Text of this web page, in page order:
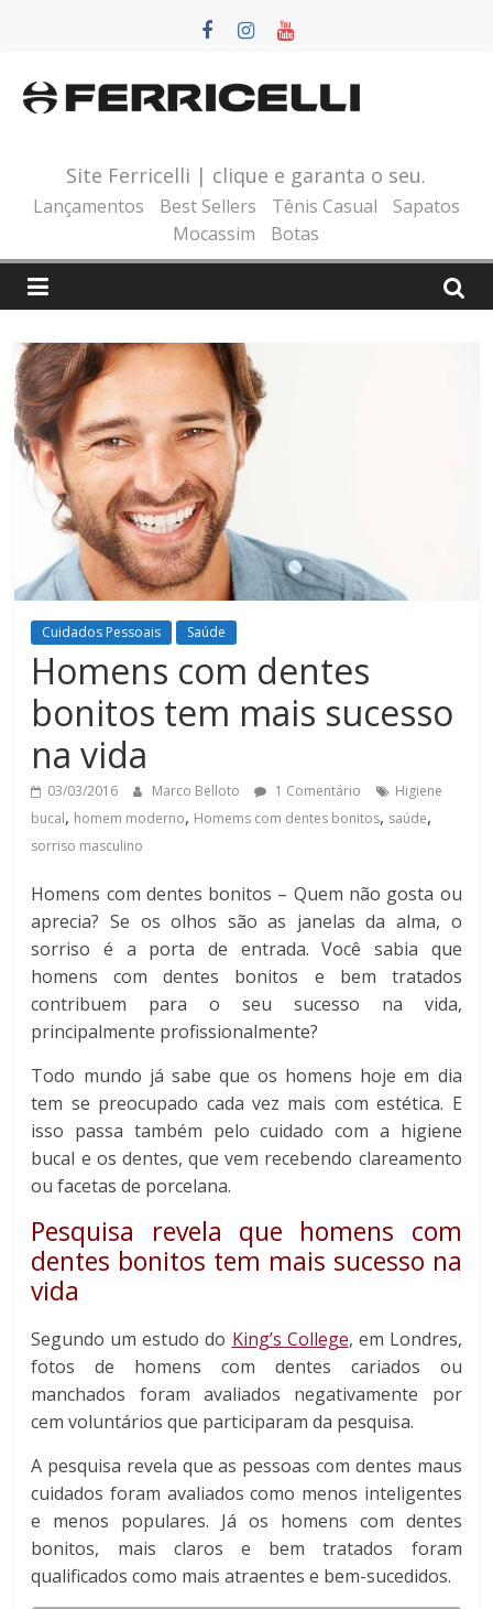
conteúdo
Site Ferricelli | clique e garanta o seu.
Lançamentos Best Sellers Tênis Casual
Sapatos
Mocassim
Botas
Cuidados Pessoais Saúde
Homens com dentes
bonitos tem mais sucesso
na vida
03/03/2016 Marco Belloto 1 Comentário
Higiene
bucal, homem moderno, Homems com dentes bonitos, saúde,
sorriso masculino
Homens com dentes bonitos – Quem não gosta ou
aprecia? Se os olhos são as janelas da alma, o
sorriso é a porta de entrada. Você sabia que
homens com dentes bonitos e bem tratados
contribuem para o seu sucesso na vida,
principalmente profissionalmente?
Todo mundo já sabe que os homens hoje em dia
tem se preocupado cada vez mais com estética. E
isso passa também pelo cuidado com a higiene
bucal e os dentes, que vem recebendo clareamento
ou facetas de porcelana.
Pesquisa revela que homens com
dentes bonitos tem mais sucesso na
vida
Segundo um estudo do King’s College, em Londres,
fotos de homens com dentes cariados ou
manchados foram avaliados negativamente por
cem voluntários que participaram da pesquisa.
A pesquisa revela que as pessoas com dentes maus
cuidados foram avaliados como menos inteligentes
e menos populares. Já os homens com dentes
bonitos, mais claros e bem tratados foram
qualificados como mais atraentes e bem-sucedidos.